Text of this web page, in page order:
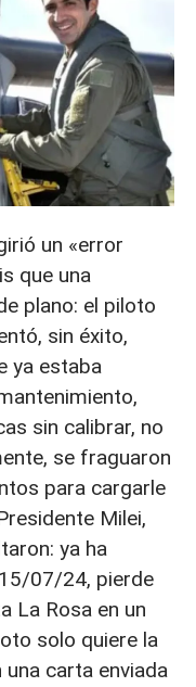
un «error
que una
plano: el piloto
sin éxito,
ya estaba
sin calibrar, no
se fraguaron
para cargarle
Milei,
ya ha
07/24, pierde
La Rosa en un
solo quiere la
carta enviada